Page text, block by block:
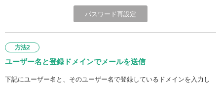
方法2
ユーザー名と登録ドメインでメールを送信
下記にユーザー名と、そのユーザー名で登録しているドメインを入力し